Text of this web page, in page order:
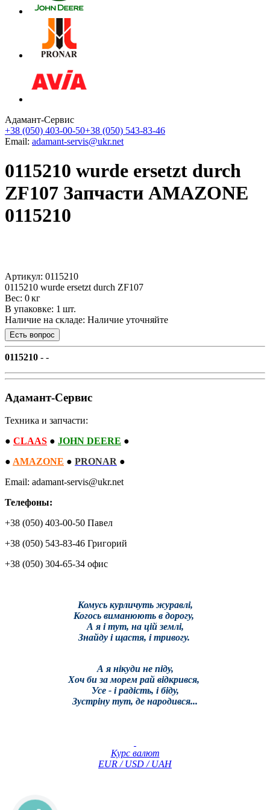
Адамант-Сервис
+38 (050) 403-00-50+38 (050) 543-83-46
Email: adamant-servis@ukr.net
0115210 wurde ersetzt durch
ZF107 Запчасти AMAZONE
0115210
Артикул: 0115210
0115210 wurde ersetzt durch ZF107
Вес: 0 кг
В упаковке: 1 шт.
Наличие на складе: Наличие уточняйте
0115210 - -
Адамант-Сервис
Техника и запчасти:
● CLAAS ● JOHN DEERE ●
● AMAZONE ● PRONAR ●
Email: adamant-servis@ukr.net
Телефоны:
+38 (050) 403-00-50 Павел
+38 (050) 543-83-46 Григорий
+38 (050) 304-65-34 офис
Комусь курличуть журавлі,
Когось виманюють в дорогу,
А я і тут, на цій землі,
Знайду і щастя, і тривогу.
А я нікуди не піду,
Хоч би за морем рай відкрився,
Усе - і радість, і біду,
Зустріну тут, де народився...
Курс валют
EUR / USD / UAH